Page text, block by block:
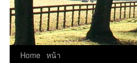
Skip
Home หน้า